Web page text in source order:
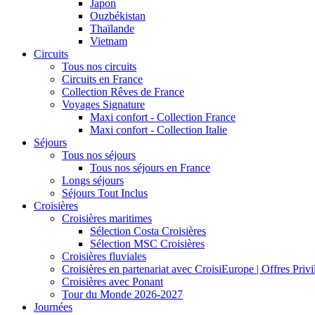
Japon
Ouzbékistan
Thaïlande
Vietnam
Circuits
Tous nos circuits
Circuits en France
Collection Rêves de France
Voyages Signature
Maxi confort - Collection France
Maxi confort - Collection Italie
Séjours
Tous nos séjours
Tous nos séjours en France
Longs séjours
Séjours Tout Inclus
Croisières
Croisières maritimes
Sélection Costa Croisières
Sélection MSC Croisières
Croisières fluviales
Croisières en partenariat avec CroisiEurope | Offres
Croisières avec Ponant
Tour du Monde 2026-2027
Journées